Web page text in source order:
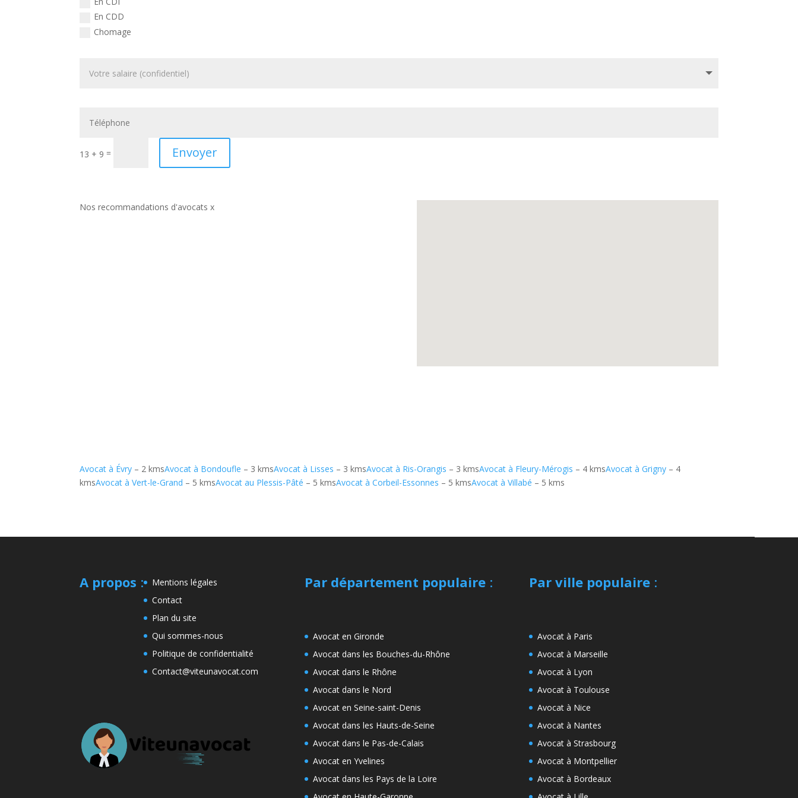
En CDD
Chomage
13 + 9 = Envoyer
Nos recommandations d'avocats x
Avocat à Évry – 2 kmsAvocat à Bondoufle – 3 kmsAvocat à Lisses – 3 kmsAvocat à Ris-Orangis – 3 kmsAvocat à Fleury-Mérogis – 4 kmsAvocat à Grigny – 4
kmsAvocat à Vert-le-Grand – 5 kmsAvocat au Plessis-Pâté – 5 kmsAvocat à Corbeil-Essonnes – 5 kmsAvocat à Villabé – 5 kms
A propos :
Mentions légales
Contact
Plan du site
Qui sommes-nous
Politique de confidentialité
Contact@viteunavocat.com
Par département populaire:
Avocat en Gironde
Avocat dans les Bouches-du-Rhône
Avocat dans le Rhône
Avocat dans le Nord
Avocat en Seine-saint-Denis
Avocat dans les Hauts-de-Seine
Avocat dans le Pas-de-Calais
Avocat en Yvelines
Avocat dans les Pays de la Loire
Par ville populaire:
Avocat à Paris
Avocat à Marseille
Avocat à Lyon
Avocat à Toulouse
Avocat à Nice
Avocat à Nantes
Avocat à Strasbourg
Avocat à Montpellier
Avocat à Bordeaux